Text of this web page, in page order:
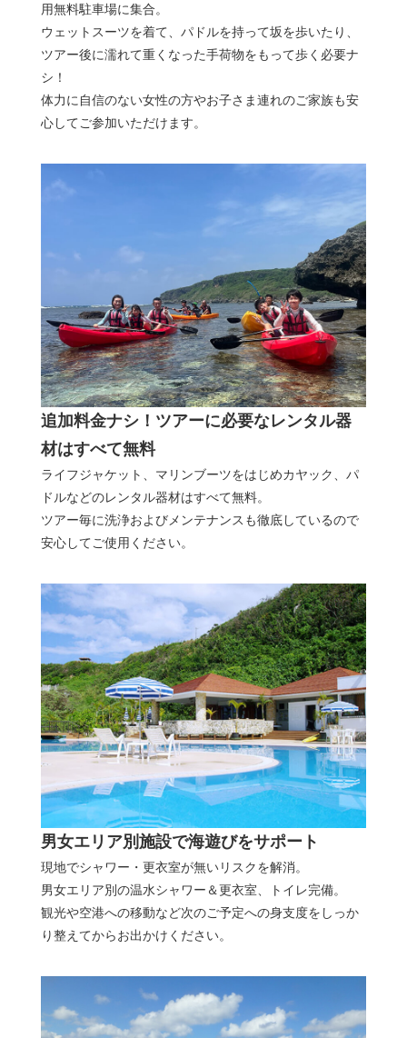
用無料駐車場に集合。
ウェットスーツを着て、パドルを持って坂を歩いたり、
ツアー後に濡れて重くなった手荷物をもって歩く必要ナ
シ！
体力に自信のない女性の方やお子さま連れのご家族も安
心してご参加いただけます。
追加料金ナシ！ツアーに必要なレンタル器
材はすべて無料
ライフジャケット、マリンブーツをはじめカヤック、パ
ドルなどのレンタル器材はすべて無料。
ツアー毎に洗浄およびメンテナンスも徹底しているので
安心してご使用ください。
男女エリア別施設で海遊びをサポート
現地でシャワー・更衣室が無いリスクを解消。
男女エリア別の温水シャワー＆更衣室、トイレ完備。
観光や空港への移動など次のご予定への身支度をしっか
り整えてからお出かけください。